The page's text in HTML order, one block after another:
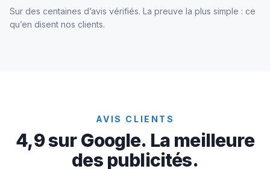
Sur des centaines d’avis vérifiés. La preuve la plus simple : ce
qu’en disent nos clients.
AVIS CLIENTS
4,9 sur Google. La meilleure
des publicités.